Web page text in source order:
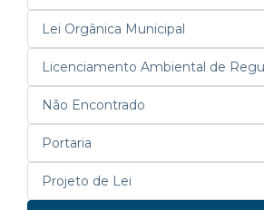
Lei Orgânica Municipal
Licenciamento Ambiental de
Não Encontrado
Portaria
Projeto de Lei